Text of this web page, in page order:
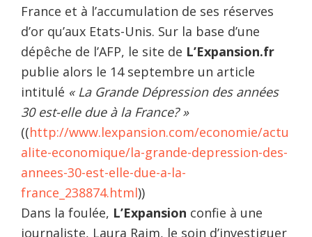
France et à l’accumulation de ses réserves
d’or qu’aux Etats-Unis. Sur la base d’une
dépêche de l’AFP, le site de L’Expansion.fr
publie alors le 14 septembre un article
intitulé « La Grande Dépression des années
30 est-elle due à la France? »
((http://www.lexpansion.com/economie/actu
alite-economique/la-grande-depression-des-
annees-30-est-elle-due-a-la-
france_238874.html))
Dans la foulée, L’Expansion confie à une
journaliste, Laura Raim, le soin d’investiguer